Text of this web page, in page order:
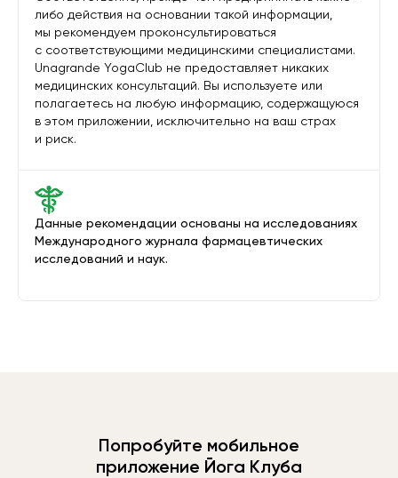
Данные рекомендации основаны на исследованиях
Международного журнала фармацевтических
исследований и наук.
либо действия на основании такой информации,
мы рекомендуем проконсультироваться
с соответствующими медицинскими специалистами.
Unagrande YogaClub не предоставляет никаких
медицинских консультаций. Вы используете или
полагаетесь на любую информацию, содержащуюся
в этом приложении, исключительно на ваш страх
и риск.
Попробуйте мобильное
приложение Йога Клуба